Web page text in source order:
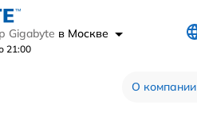
Gigabyte в Москве
21:00
О компании